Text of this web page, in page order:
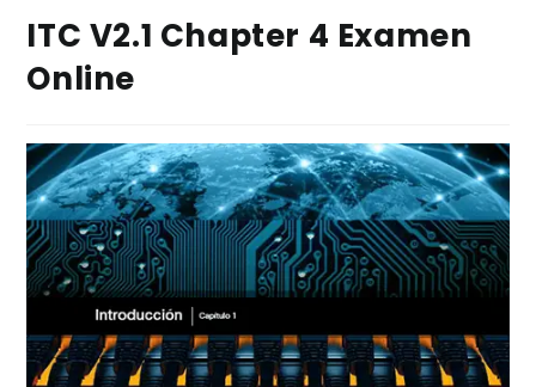
ITC V2.1 Chapter 4 Examen
Online